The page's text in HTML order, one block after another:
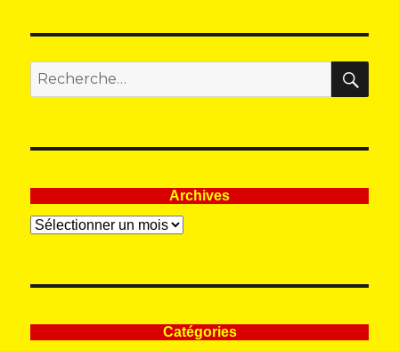
Recherche
pour
:
Archives
Archives
Catégories